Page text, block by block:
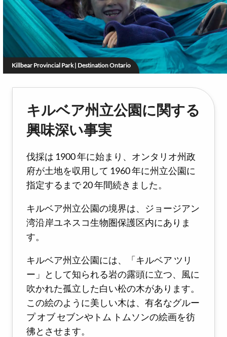
Killbear Provincial Park | Destination Ontario
キルベア州立公園に関する
興味深い事実
伐採は 1900 年に始まり、オンタリオ州政
府が土地を収用して 1960 年に州立公園に
指定するまで 20 年間続きました。
キルベア州立公園の境界は、ジョージアン
湾沿岸ユネスコ生物圏保護区内にありま
す。
キルベア州立公園には、「キルベア ツリ
ー」として知られる岩の露頭に立つ、風に
吹かれた孤立した白い松の木があります。
この絵のように美しい木は、有名なグルー
プ オブ セブンやトム トムソンの絵画を彷
彿とさせます。